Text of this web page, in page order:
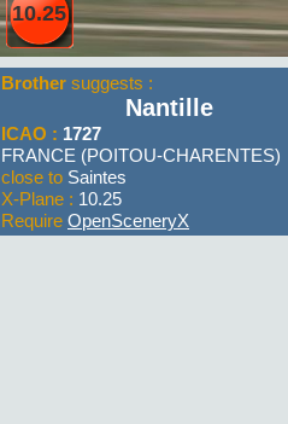
10.25
Brother suggests :
Nantille
ICAO : 1727
FRANCE (POITOU-CHARENTES)
close to Saintes
X-Plane : 10.25
Require OpenSceneryX